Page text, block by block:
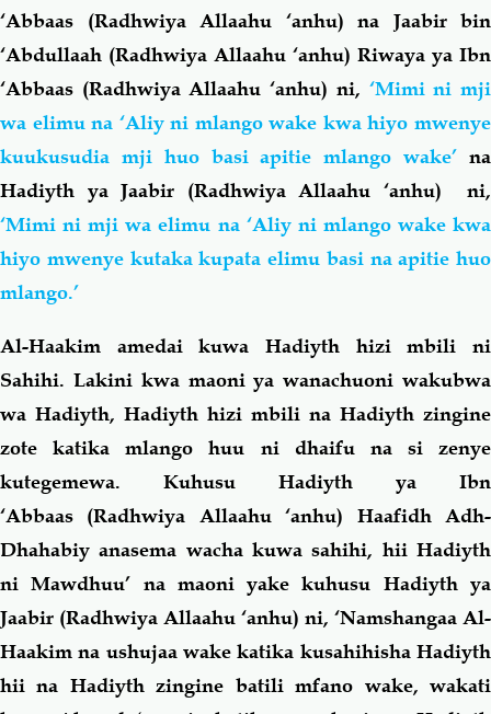
‘Abbaas (Radhwiya Allaahu ‘anhu) na Jaabir bin
‘Abdullaah (Radhwiya Allaahu ‘anhu) Riwaya ya Ibn
‘Abbaas (Radhwiya Allaahu ‘anhu) ni, ‘Mimi ni mji
wa elimu na ‘Aliy ni mlango wake kwa hiyo mwenye
kuukusudia mji huo basi apitie mlango wake’ na
Hadiyth ya Jaabir (Radhwiya Allaahu ‘anhu)
ni,
‘Mimi ni mji wa elimu na ‘Aliy ni mlango wake kwa
hiyo mwenye kutaka kupata elimu basi na apitie huo
mlango.’
Al-Haakim amedai kuwa Hadiyth hizi mbili ni
Sahihi. Lakini kwa maoni ya wanachuoni wakubwa
wa Hadiyth, Hadiyth hizi mbili na Hadiyth zingine
zote katika mlango huu ni dhaifu na si zenye
kutegemewa. Kuhusu Hadiyth ya Ibn
‘Abbaas (Radhwiya Allaahu ‘anhu)
Haafidh Adh-
Dhahabiy anasema wacha kuwa sahihi, hii Hadiyth
ni Mawdhuu’ na maoni yake kuhusu Hadiyth ya
Jaabir (Radhwiya Allaahu ‘anhu) ni, ‘Namshangaa Al-
Haakim na ushujaa wake katika kusahihisha Hadiyth
hii na Hadiyth zingine batili mfano wake, wakati